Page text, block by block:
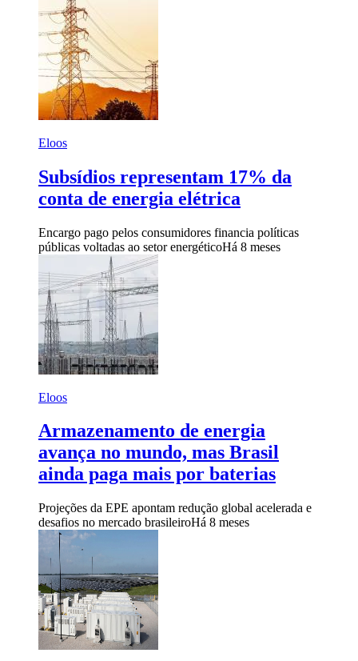
Eloos
Subsídios representam 17% da
conta de energia elétrica
Encargo pago pelos consumidores financia políticas
públicas voltadas ao setor energéticoHá 8 meses
Eloos
Armazenamento de energia
avança no mundo, mas Brasil
ainda paga mais por baterias
Projeções da EPE apontam redução global acelerada e
desafios no mercado brasileiroHá 8 meses